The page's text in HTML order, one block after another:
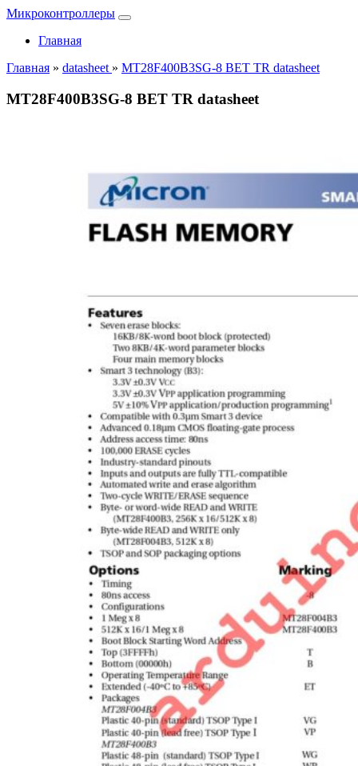
Микроконтроллеры
Главная
Главная » datasheet » MT28F400B3SG-8 BET TR datasheet
MT28F400B3SG-8 BET TR datasheet